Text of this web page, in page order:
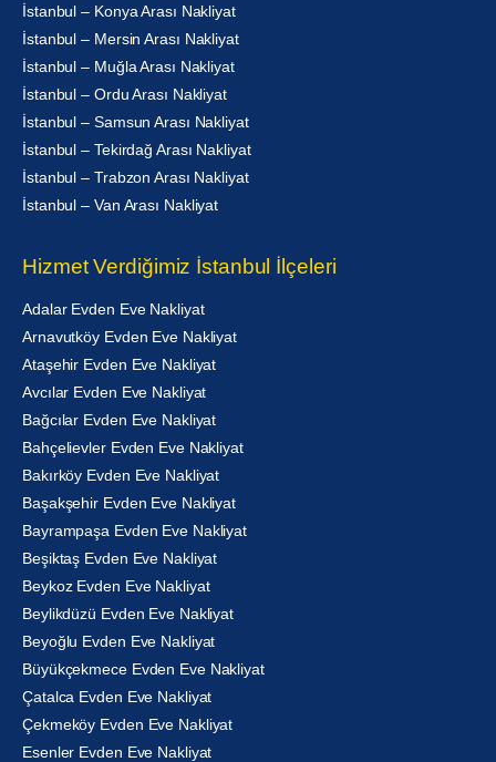
İstanbul – Konya Arası Nakliyat
İstanbul – Mersin Arası Nakliyat
İstanbul – Muğla Arası Nakliyat
İstanbul – Ordu Arası Nakliyat
İstanbul – Samsun Arası Nakliyat
İstanbul – Tekirdağ Arası Nakliyat
İstanbul – Trabzon Arası Nakliyat
İstanbul – Van Arası Nakliyat
Hizmet Verdiğimiz İstanbul İlçeleri
Adalar Evden Eve Nakliyat
Arnavutköy Evden Eve Nakliyat
Ataşehir Evden Eve Nakliyat
Avcılar Evden Eve Nakliyat
Bağcılar Evden Eve Nakliyat
Bahçelievler Evden Eve Nakliyat
Bakırköy Evden Eve Nakliyat
Başakşehir Evden Eve Nakliyat
Bayrampaşa Evden Eve Nakliyat
Beşiktaş Evden Eve Nakliyat
Beykoz Evden Eve Nakliyat
Beylikdüzü Evden Eve Nakliyat
Beyoğlu Evden Eve Nakliyat
Büyükçekmece Evden Eve Nakliyat
Çatalca Evden Eve Nakliyat
Çekmeköy Evden Eve Nakliyat
Esenler Evden Eve Nakliyat